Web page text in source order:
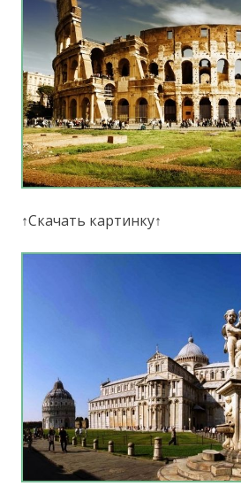
↑Скачать картинку↑